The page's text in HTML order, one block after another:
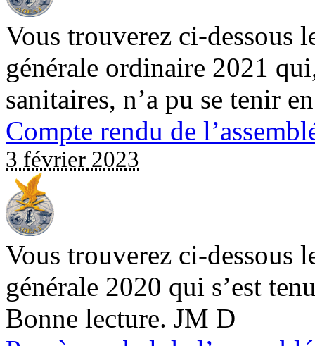
Vous trouverez ci-dessous
générale ordinaire 2021
sanitaires, n’a pu se tenir
Compte rendu de
3 février 2023
Vous trouverez ci-dessous
générale 2020 qui s’est
Bonne lecture. JM D